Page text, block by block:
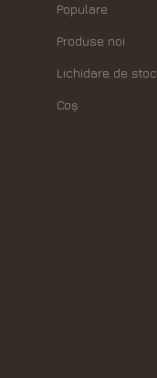
Populare
Produse noi
Lichidare de stoc
Coș